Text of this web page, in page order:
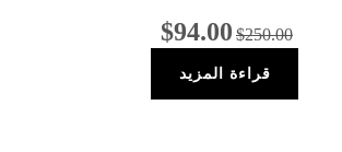
$250.00
$94.00
قراءة المزيد